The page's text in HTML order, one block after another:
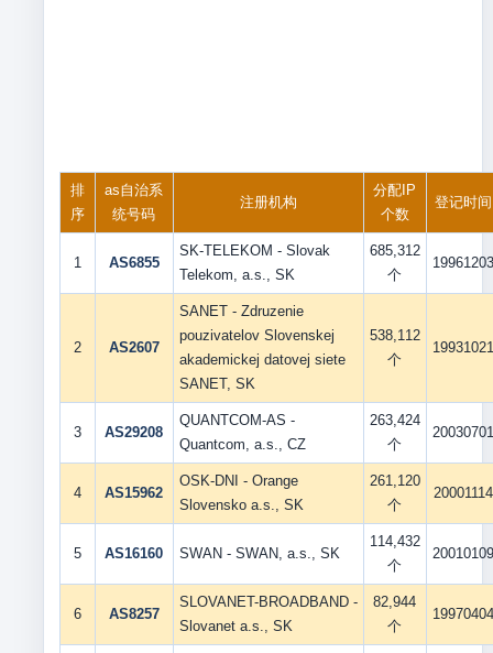
排
序
as自治系
统号码
注册机构
分配IP
个数
登记时间
1 AS6855
SK-TELEKOM - Slovak
Telekom, a.s., SK
685,312
个
19961203
2 AS2607
SANET - Zdruzenie
pouzivatelov Slovenskej
akademickej datovej siete
SANET, SK
538,112
个
19931021
3 AS29208
QUANTCOM-AS -
Quantcom, a.s., CZ
263,424
个
20030701
4 AS15962
OSK-DNI - Orange
Slovensko a.s., SK
261,120
个
20001114
5 AS16160 SWAN - SWAN, a.s., SK
114,432
个
20010109
6 AS8257
SLOVANET-BROADBAND -
Slovanet a.s., SK
82,944
个
19970404